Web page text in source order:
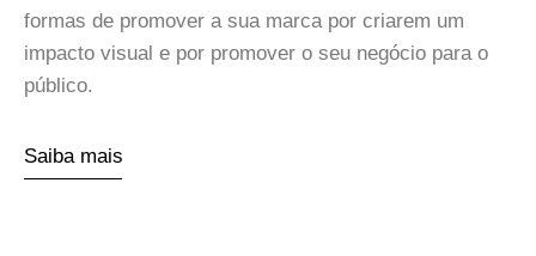
formas de promover a sua marca por criarem um
impacto visual e por promover o seu negócio para o
público.
Saiba mais